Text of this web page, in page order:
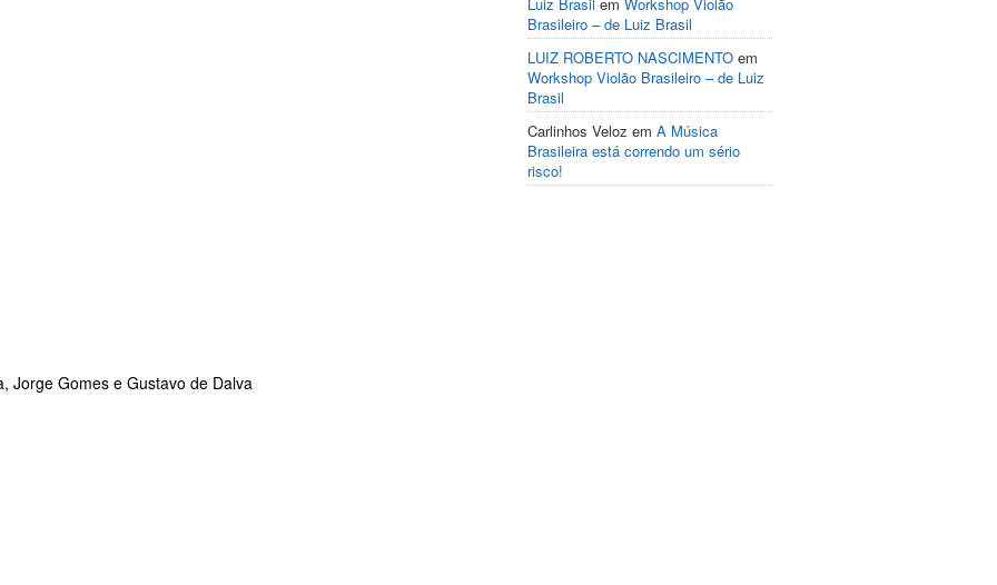
Jorge Gomes e Gustavo de Dalva
Brasileiro – de Luiz Brasil
LUIZ ROBERTO NASCIMENTO em
Workshop Violão Brasileiro – de Luiz
Brasil
Carlinhos Veloz em A Música
Brasileira está correndo um sério
risco!